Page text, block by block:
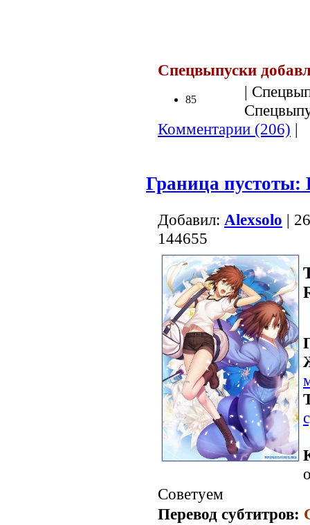
Спецвыпуски
85
|
Комментарии (206) |
Граница пустоты:
Добавил: Alexsolo |
144655
Советуем
Перевод субтитров: